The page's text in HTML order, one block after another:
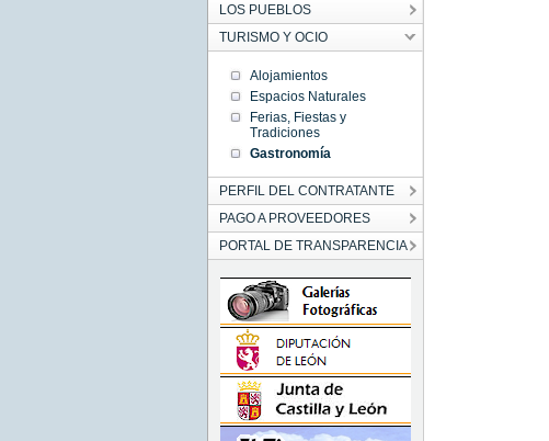
LOS PUEBLOS
TURISMO Y OCIO
Alojamientos
Espacios Naturales
Ferias, Fiestas y
Tradiciones
Gastronomía
PERFIL DEL CONTRATANTE
PAGO A PROVEEDORES
PORTAL DE TRANSPARENCIA